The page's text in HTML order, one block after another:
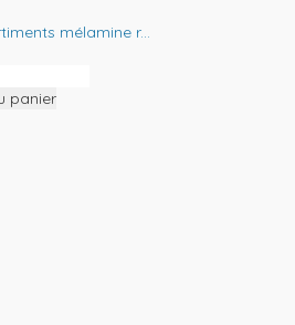
mélamine r...
panier